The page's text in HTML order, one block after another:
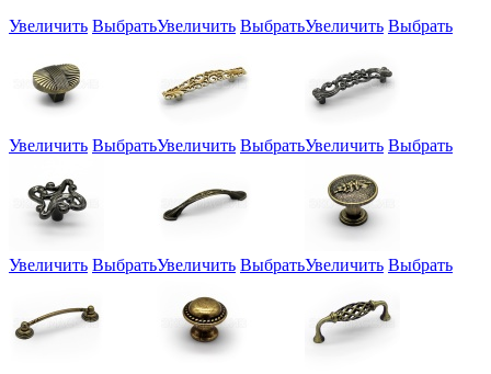
Увеличить ВыбратьУвеличить ВыбратьУвеличить Выбрать
Увеличить ВыбратьУвеличить ВыбратьУвеличить Выбрать
Увеличить ВыбратьУвеличить ВыбратьУвеличить Выбрать